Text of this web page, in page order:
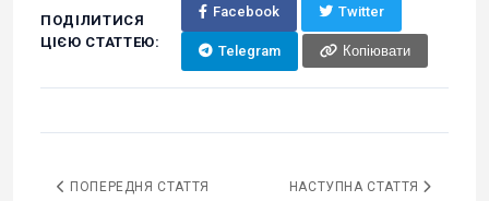
ПОДІЛИТИСЯ
ЦІЄЮ СТАТТЕЮ:
Facebook Twitter
Telegram Копіювати
ПОПЕРЕДНЯ СТАТТЯ НАСТУПНА СТАТТЯ